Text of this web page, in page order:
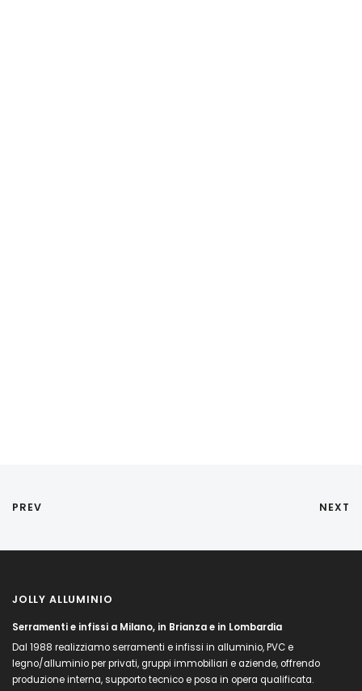
PREV NEXT
JOLLY ALLUMINIO
Serramenti e infissi a Milano, in Brianza e in Lombardia
Dal 1988 realizziamo serramenti e infissi in alluminio, PVC e
legno/alluminio per privati, gruppi immobiliari e aziende, offrendo
produzione interna, supporto tecnico e posa in opera qualificata.